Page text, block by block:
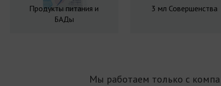
Продукты питания и
БАДы
3 мл Совершенства
Мы работаем только с